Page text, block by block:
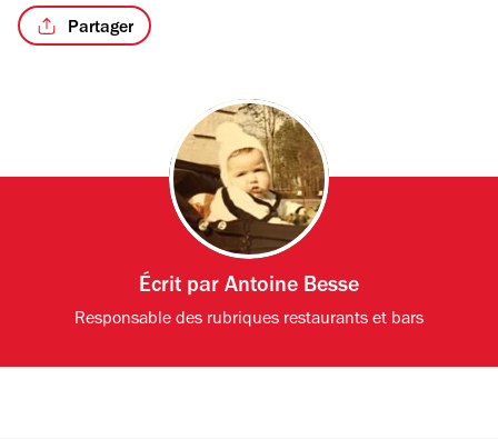
Partager
Écrit par Antoine Besse
Responsable des rubriques restaurants et bars